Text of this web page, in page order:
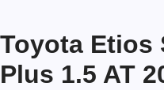
Toyota Etios
Plus 1.5 AT